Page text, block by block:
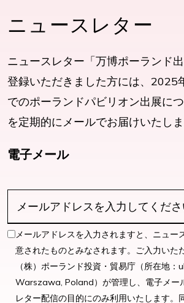
ニュースレター
ニュースレター「万博ポーランド
登録いただきました方には、2025
でのポーランドパビリオン出展に
を定期的にメールでお届けいたしま
電子メール
メールアドレスを入力されますと、ニュー
意されたものとみなされます。ご入力いた
（株）ポーランド投資・貿易庁（所在地
Warszawa, Poland）が管理し、電子メー
レター配信の目的にのみ利用いたします。